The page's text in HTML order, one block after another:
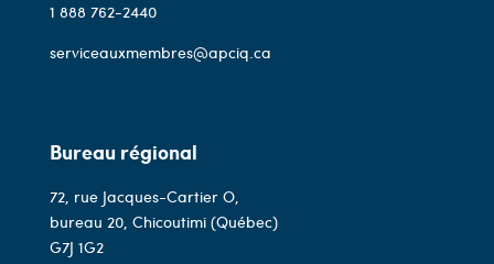
1 888 762-2440
serviceauxmembres@apciq.ca
Bureau régional
72, rue Jacques-Cartier O,
bureau 20, Chicoutimi (Québec)
G7J 1G2